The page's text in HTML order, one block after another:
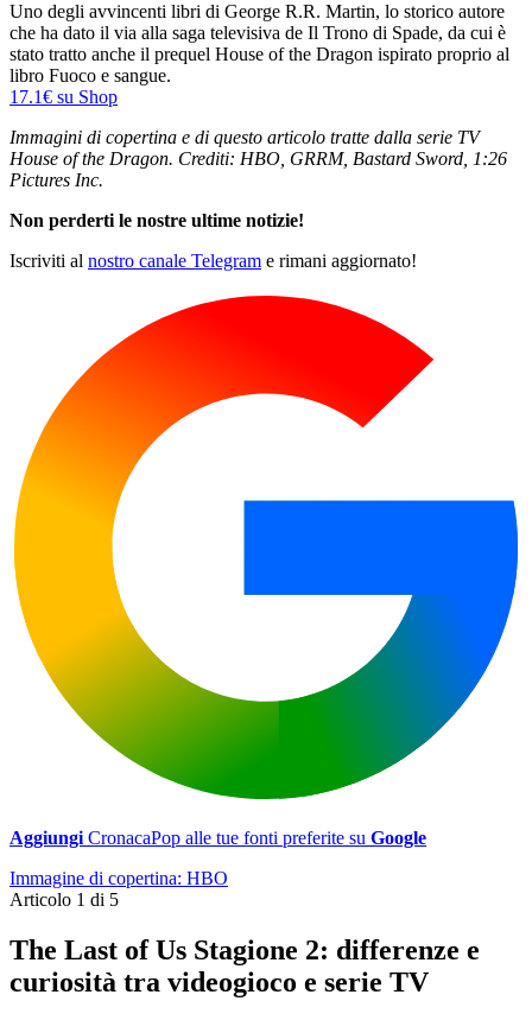
Uno degli avvincenti libri di George R.R. Martin, lo storico autore
che ha dato il via alla saga televisiva de Il Trono di Spade, da cui è
stato tratto anche il prequel House of the Dragon ispirato proprio al
libro Fuoco e sangue.
17.1€ su Shop
Immagini di copertina e di questo articolo tratte dalla serie TV
House of the Dragon. Crediti: HBO, GRRM, Bastard Sword, 1:26
Pictures Inc.
Non perderti le nostre ultime notizie!
Iscriviti al nostro canale Telegram e rimani aggiornato!
Aggiungi CronacaPop alle tue fonti preferite su Google
Immagine di copertina: HBO
Articolo 1 di 5
The Last of Us Stagione 2: differenze e
curiosità tra videogioco e serie TV